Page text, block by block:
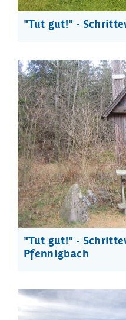
"Tut gut!" -
"Tut gut!" -
Pfennigbach